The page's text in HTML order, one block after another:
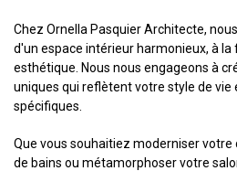
Chez Ornella Pasquier Architecte,
d'un espace intérieur harmonieux, à
esthétique. Nous nous engageons à
uniques qui reflètent votre style de vie
spécifiques.
Que vous souhaitiez moderniser votre
de bains ou métamorphoser votre